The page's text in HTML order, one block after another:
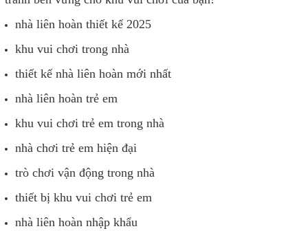
nhà liên hoàn thiết kế 2025
khu vui chơi trong nhà
thiết kế nhà liên hoàn mới nhất
nhà liên hoàn trẻ em
khu vui chơi trẻ em trong nhà
nhà chơi trẻ em hiện đại
trò chơi vận động trong nhà
thiết bị khu vui chơi trẻ em
nhà liên hoàn nhập khẩu